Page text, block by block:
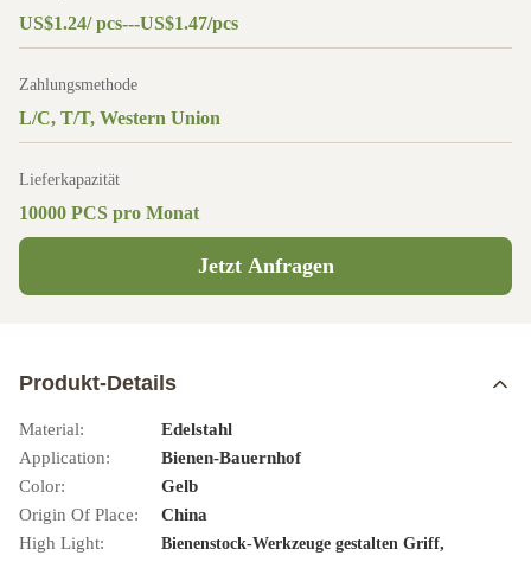
US$1.24/ pcs---US$1.47/pcs
Zahlungsmethode
L/C, T/T, Western Union
Lieferkapazität
10000 PCS pro Monat
Jetzt Anfragen
Produkt-Details
Material:
Edelstahl
Application:
Bienen-Bauernhof
Color:
Gelb
Origin Of Place:
China
High Light:
Bienenstock-Werkzeuge gestalten Griff,